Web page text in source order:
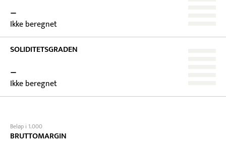
–
Ikke beregnet
SOLIDITETSGRADEN
–
Ikke beregnet
Beløp i 1.000
BRUTTOMARGIN